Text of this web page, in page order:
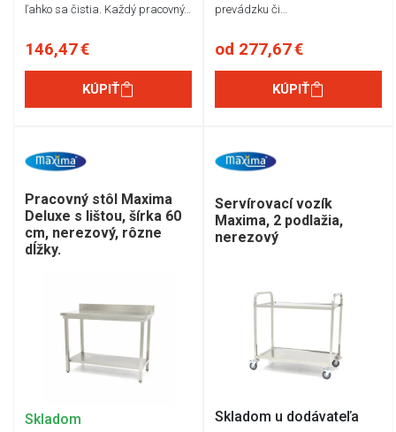
ľahko sa čistia. Každý pracovný…
146,47 €
KÚPIŤ
prevádzku či…
od 277,67 €
KÚPIŤ
Pracovný stôl Maxima
Deluxe s lištou, šírka 60
cm, nerezový, rôzne
dĺžky.
Skladom
Servírovací vozík
Maxima, 2 podlažia,
nerezový
Skladom u dodávateľa